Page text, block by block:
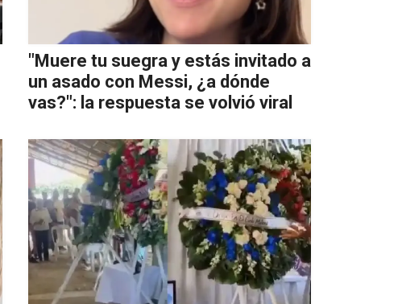
"Muere tu suegra y estás invitado a
un asado con Messi, ¿a dónde
vas?": la respuesta se volvió viral